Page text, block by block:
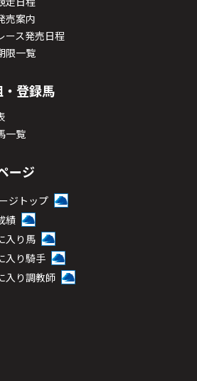
売案内
ース発売日程
限一覧
登録馬
一覧
ージ
ジトップ
績
入り馬
入り騎手
入り調教師